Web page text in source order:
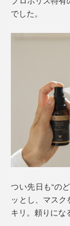
でした。
つい先日も“の
ッとし、マス
キリ。頼りにな